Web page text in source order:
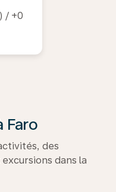
/ +0
Faro
des
dans la